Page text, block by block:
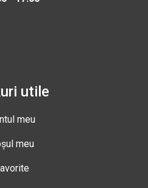
utile
meu
meu